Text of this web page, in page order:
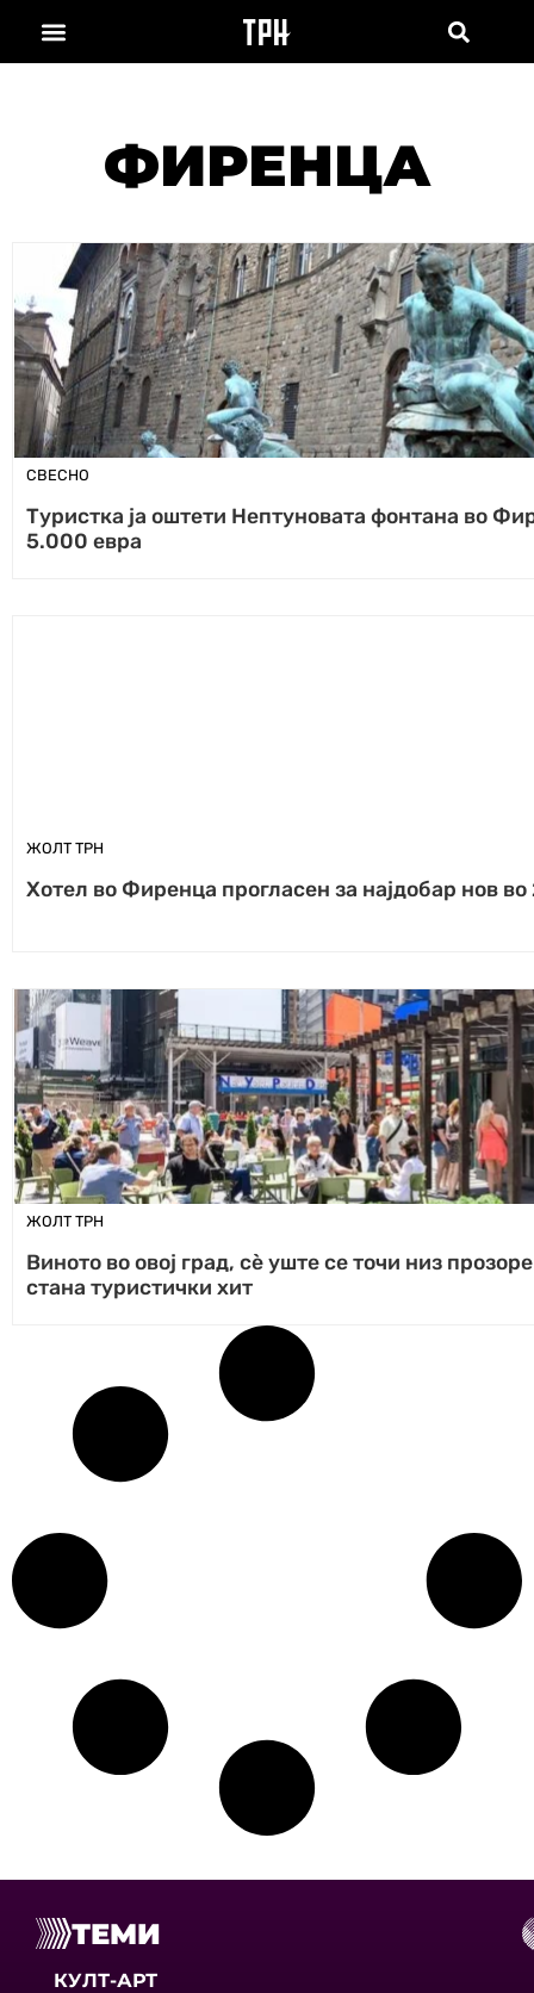
ФИРЕНЦА
СВЕСНО
Туристка ја оштети Нептуновата фонтана во
5.000 евра
ЖОЛТ ТРН
Хотел во Фиренца прогласен за најдобар нов
ЖОЛТ ТРН
Виното во овој град, сè уште се точи низ
стана туристички хит
ТЕМИ
КУЛТ-АРТ